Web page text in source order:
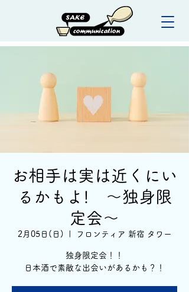
お相手は実は近くにい
るかもよ! 〜独身限
定会〜
2月05日(日) フロンティア 新宿 タワー
独身限定会！！
日本酒で素敵な出会いがあるかも？！